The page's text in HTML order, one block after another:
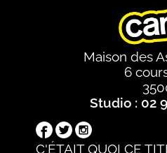
Maison des
6
Studio : 02
C'ÉTAIT QUOI CE